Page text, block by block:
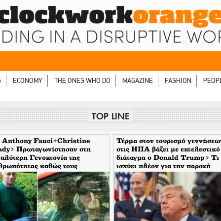
ECONOMY THE ONES WHO DO MAGAZINE FASHION
TOP LINE
Anthony Fauci+Christine
Πρωταγωνίστησαν στη
Γενοκτονία της
καθώς τους
οι μηντιακές ερπύστριες
deep state. Τώρα η σύζυγος
το δάχτυλο στους
Τέρμα στον τουρισμό
στις ΗΠΑ βάζει με εκτελεστικό
διάταγμα ο Donald Trump> Τι
ισχύει πλέον για την παροχή
υπηκοότητας